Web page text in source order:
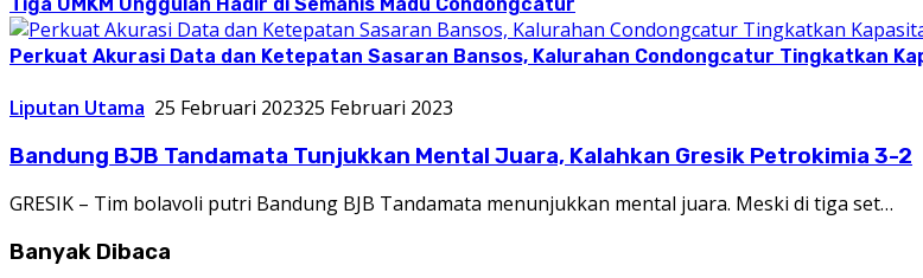
Perkuat Akurasi Data dan Ketepatan Sasaran Bansos, Kalurahan Condongcatur Tingkatkan
Liputan Utama 25 Februari 202325 Februari 2023
Bandung BJB Tandamata Tunjukkan Mental Juara, Kalahkan Gresik Petrokimia 3-2
GRESIK – Tim bolavoli putri Bandung BJB Tandamata menunjukkan mental juara. Meski di tiga set…
Banyak Dibaca